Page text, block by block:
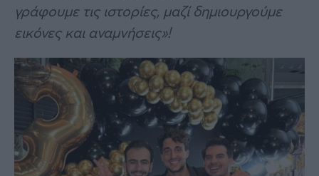
γράφουμε τις ιστορίες, μαζί δημιουργούμε
εικόνες και αναμνήσεις»!